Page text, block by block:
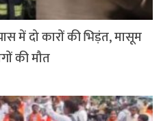
में दो कारों की भिड़ंत, मासूम
की मौत